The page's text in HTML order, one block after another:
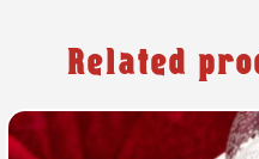
Related